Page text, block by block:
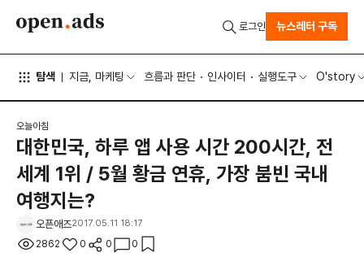
탐색 지금, 마케팅 흐름과 판단 인사이터 실행도구 O'story
로그인 뉴스레터 구독
오늘아침
대한민국, 하루 앱 사용 시간 200시간, 전
세계 1위 / 5월 황금 연휴, 가장 붐빈 국내
여행지는?
오픈애즈2017.05.11 18:17
2862 0 0 0